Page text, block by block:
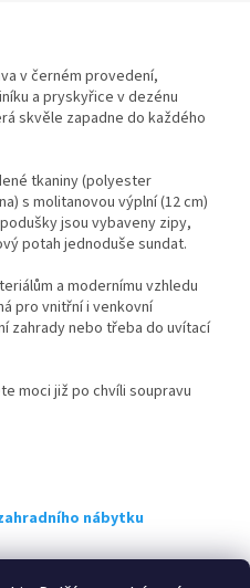
v černém provedení,
a pryskyřice v dezénu
skvěle zapadne do každého
tkaniny (polyester
s molitanovou výplní (12 cm)
jsou vybaveny zipy,
potah jednoduše sundat.
a modernímu vzhledu
pro vnitřní i venkovní
zahrady nebo třeba do uvítací
moci již po chvíli soupravu
nábytku